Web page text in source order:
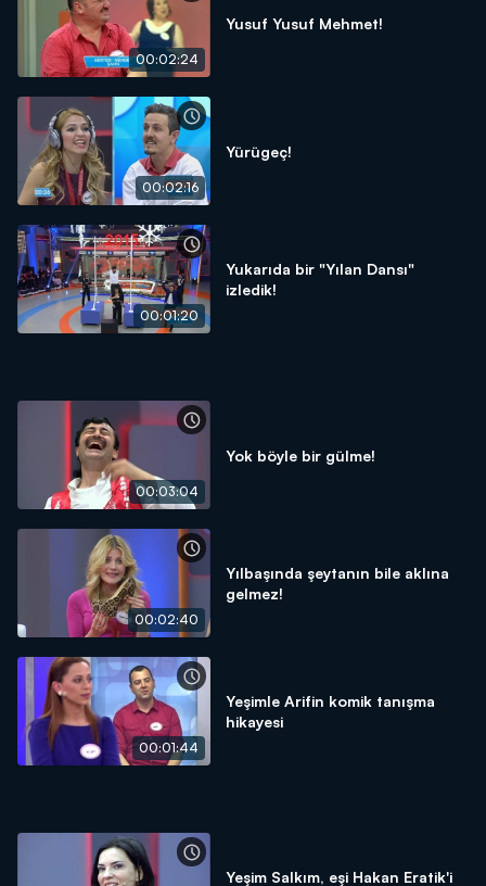
00:02:24
Yusuf Yusuf Mehmet!
00:02:16
Yürügeç!
00:01:20
Yukarıda bir "Yılan Dansı"
izledik!
00:03:04
Yok böyle bir gülme!
00:02:40
Yılbaşında şeytanın bile aklına
gelmez!
00:01:44
Yeşimle Arifin komik tanışma
hikayesi
Yeşim Salkım, eşi Hakan Eratik'i